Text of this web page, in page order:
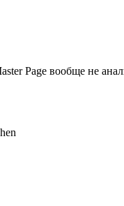
Page вообще не